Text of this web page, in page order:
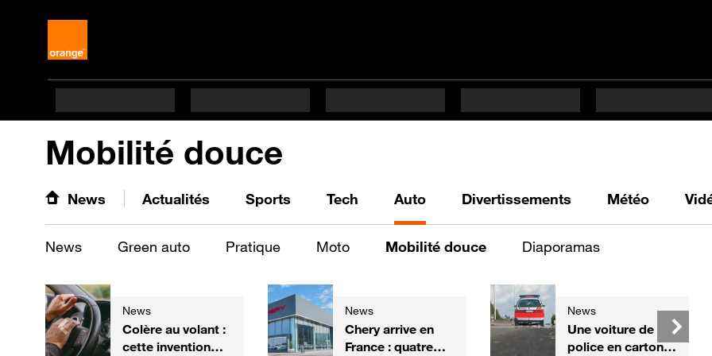
Mobilité douce
News Actualités Sports Tech Auto Divertissements Météo
News Green auto Pratique Moto Mobilité douce Diaporamas
News
Colère au volant :
cette invention
News
Chery arrive en
France : quatre
News
Une voiture de
police en carton,